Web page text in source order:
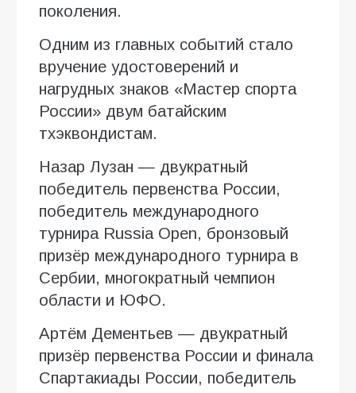
поколения.
Одним из главных событий стало
вручение удостоверений и
нагрудных знаков «Мастер спорта
России» двум батайским
тхэквондистам.
Назар Лузан — двукратный
победитель первенства России,
победитель международного
турнира Russia Open, бронзовый
призёр международного турнира в
Сербии, многократный чемпион
области и ЮФО.
Артём Дементьев — двукратный
призёр первенства России и финала
Спартакиады России, победитель